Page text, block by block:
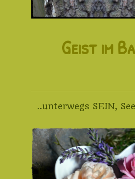
Geist im
..unterwegs SEIN,